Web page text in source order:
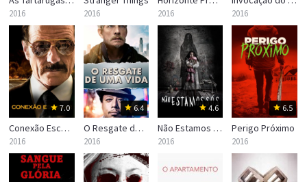
2016 2016 2016 2016
7.0
Conexão Escobar
2016
6.4
O Resgate de Uma Vida
2016
4.6
Não Estamos Sós
2016
6.5
Perigo Próximo
2016